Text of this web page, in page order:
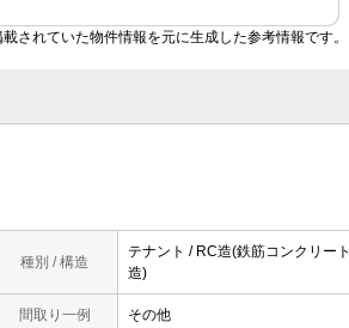
れていた物件情報を元に生成した参考情報です。
種別 / 構造
テナント / RC造(鉄筋コンクリート
造)
間取り一例 その他